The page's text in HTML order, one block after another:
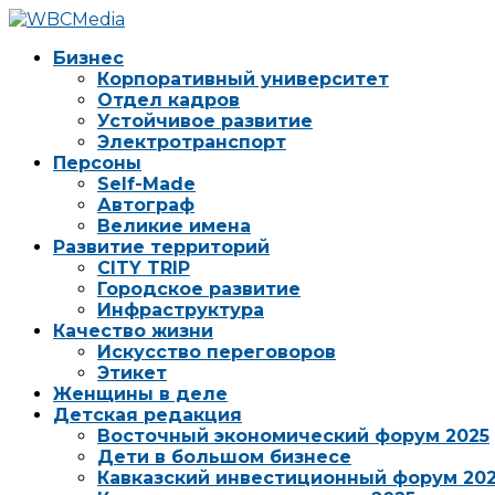
Бизнес
Корпоративный университет
Отдел кадров
Устойчивое развитие
Электротранспорт
Персоны
Self-Made
Автограф
Великие имена
Развитие территорий
CITY TRIP
Городское развитие
Инфраструктура
Качество жизни
Искусство переговоров
Этикет
Женщины в деле
Детская редакция
Восточный экономический форум 2025
Дети в большом бизнесе
Кавказский инвестиционный форум